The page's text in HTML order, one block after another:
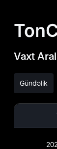
Vaxt
Gündəlik